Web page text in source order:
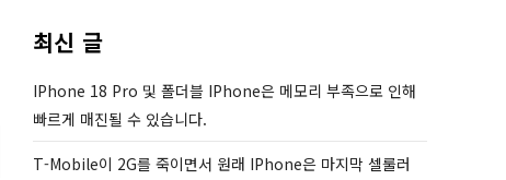
최신 글
IPhone 18 Pro 및 폴더블 IPhone은 메모리 부족으로 인해
빠르게 매진될 수 있습니다.
T-Mobile이 2G를 죽이면서 원래 IPhone은 마지막 셀룰러